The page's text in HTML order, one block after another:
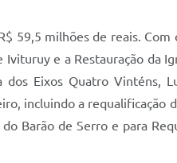
59,5 milhões de reais.
e a Restauração da
dos Eixos Quatro
incluindo a
Barão de Serro e para